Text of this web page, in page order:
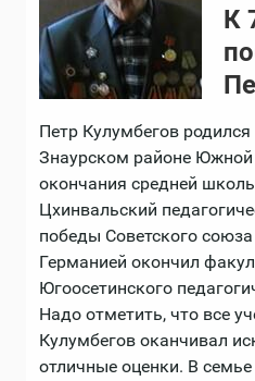
К
Петр Кулумбегов родился
Знаурском районе Южной
окончания средней
Цхинвальский
победы Советского
Германией окончил
Югоосетинского
Надо отметить, что все
Кулумбегов оканчивал
отличные оценки. В